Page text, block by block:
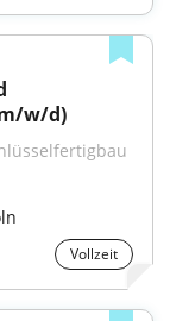
w/d)
Vollzeit